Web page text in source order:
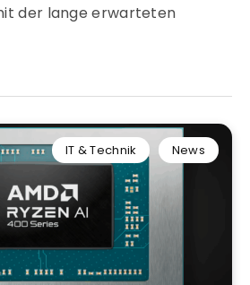
der lange erwarteten
IT & Technik News